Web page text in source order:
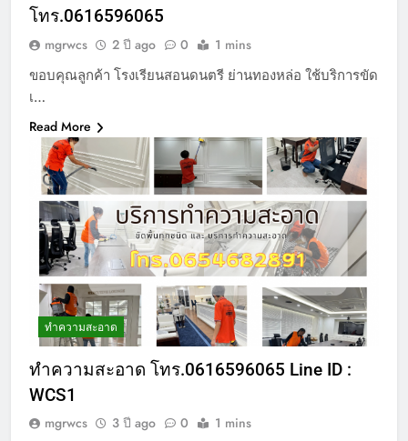
โทร.0616596065
mgrwcs 2 ปี ago 0 1 mins
ขอบคุณลูกค้า โรงเรียนสอนดนตรี ย่านทองหล่อ ใช้บริการขัด
เ…
Read More
ทำความสะอาด
ทำความสะอาด โทร.0616596065 Line ID :
WCS1
mgrwcs 3 ปี ago 0 1 mins